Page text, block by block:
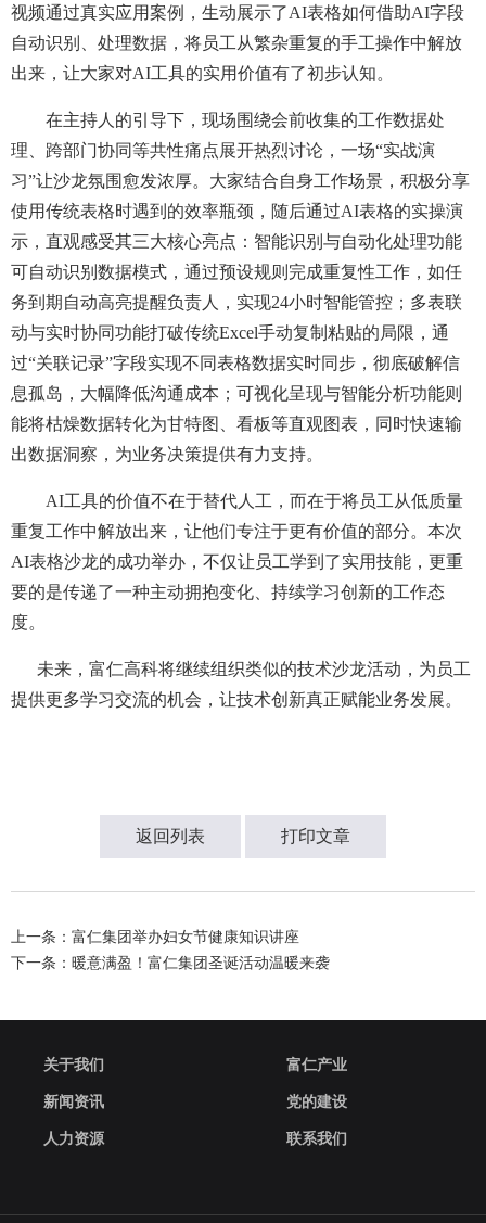
视频通过真实应用案例，生动展示了AI表格如何借助AI字段
自动识别、处理数据，将员工从繁杂重复的手工操作中解放
出来，让大家对AI工具的实用价值有了初步认知。
在主持人的引导下，现场围绕会前收集的工作数据处
理、跨部门协同等共性痛点展开热烈讨论，一场“实战演
习”让沙龙氛围愈发浓厚。大家结合自身工作场景，积极分享
使用传统表格时遇到的效率瓶颈，随后通过AI表格的实操演
示，直观感受其三大核心亮点：智能识别与自动化处理功能
可自动识别数据模式，通过预设规则完成重复性工作，如任
务到期自动高亮提醒负责人，实现24小时智能管控；多表联
动与实时协同功能打破传统Excel手动复制粘贴的局限，通
过“关联记录”字段实现不同表格数据实时同步，彻底破解信
息孤岛，大幅降低沟通成本；可视化呈现与智能分析功能则
能将枯燥数据转化为甘特图、看板等直观图表，同时快速输
出数据洞察，为业务决策提供有力支持。
AI工具的价值不在于替代人工，而在于将员工从低质量
重复工作中解放出来，让他们专注于更有价值的部分。本次
AI表格沙龙的成功举办，不仅让员工学到了实用技能，更重
要的是传递了一种主动拥抱变化、持续学习创新的工作态
度。
未来，富仁高科将继续组织类似的技术沙龙活动，为员工
提供更多学习交流的机会，让技术创新真正赋能业务发展。
返回列表 打印文章
上一条：富仁集团举办妇女节健康知识讲座
下一条：暖意满盈！富仁集团圣诞活动温暖来袭
关于我们 富仁产业
新闻资讯 党的建设
人力资源 联系我们